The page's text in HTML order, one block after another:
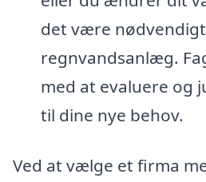
det være
regnvandsanlæg.
med at evaluere og
til dine nye behov.
Ved at vælge et firma